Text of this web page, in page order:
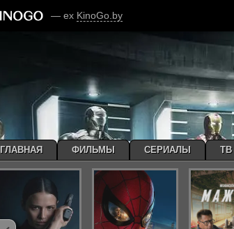
— ex KinoGo.by
ГЛАВНАЯ ФИЛЬМЫ СЕРИАЛЫ ТВ